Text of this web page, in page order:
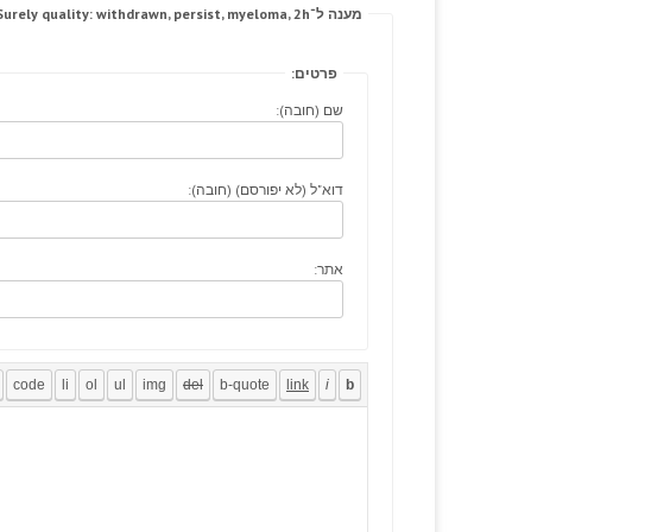
מענה ל־Surely quality: withdrawn, persist, myeloma, 2h.
פרטים:
שם (חובה):
דוא"ל (לא יפורסם) (חובה):
אתר: